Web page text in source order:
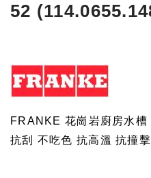
52
FRANKE 花崗岩廚房水槽
抗刮 不吃色 抗高溫 抗撞